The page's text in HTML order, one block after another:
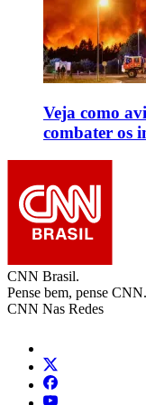
Veja como
combater os
CNN Brasil.
Pense bem, pense CNN.
CNN Nas Redes